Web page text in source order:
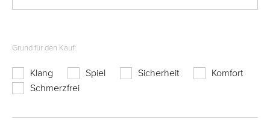
Grund für den Kauf:
Klang Spiel Sicherheit
Komfort
Schmerzfrei